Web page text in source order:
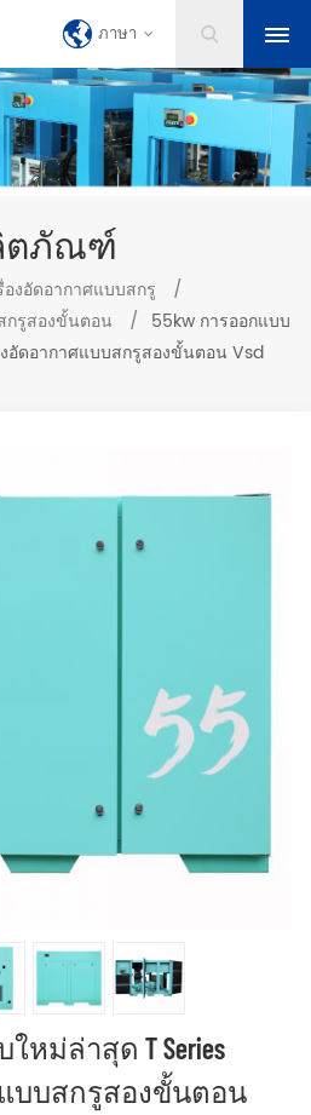
ภาษา
ตภัณฑ์
องอัดอากาศแบบสกรู
/
กรูสองขั้นตอน
/ 55kw การออกแบบ
อัดอากาศแบบสกรูสองขั้นตอน Vsd
หม่ล่าสุด T Series
บบสกรูสองขั้นตอน